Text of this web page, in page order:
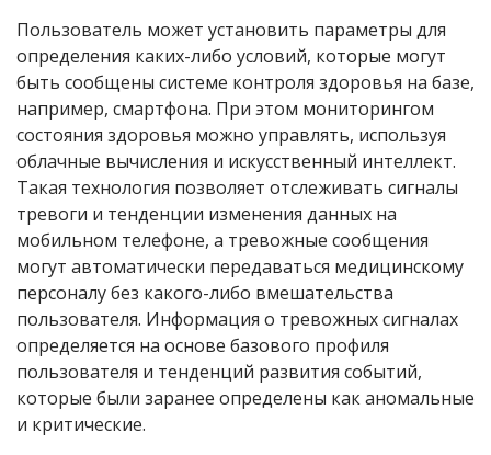
Пользователь может установить параметры для
определения каких-либо условий, которые могут
быть сообщены системе контроля здоровья на базе,
например, смартфона. При этом мониторингом
состояния здоровья можно управлять, используя
облачные вычисления и искусственный интеллект.
Такая технология позволяет отслеживать сигналы
тревоги и тенденции изменения данных на
мобильном телефоне, а тревожные сообщения
могут автоматически передаваться медицинскому
персоналу без какого-либо вмешательства
пользователя. Информация о тревожных сигналах
определяется на основе базового профиля
пользователя и тенденций развития событий,
которые были заранее определены как аномальные
и критические.